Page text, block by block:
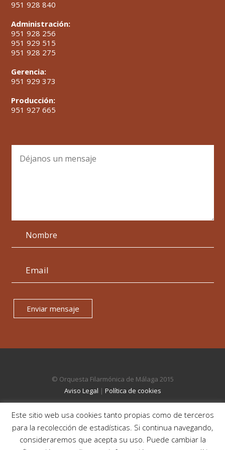
951 928 840
Administración:
951 928 256
951 929 515
951 928 275
Gerencia:
951 929 373
Producción:
951 927 665
Enviar mensaje
© Orquesta Filarmónica de Málaga 2015
Aviso Legal | Política de cookies
Este sitio web usa cookies tanto propias como de terceros
para la recolección de estadísticas. Si continua navegando,
consideraremos que acepta su uso. Puede cambiar la